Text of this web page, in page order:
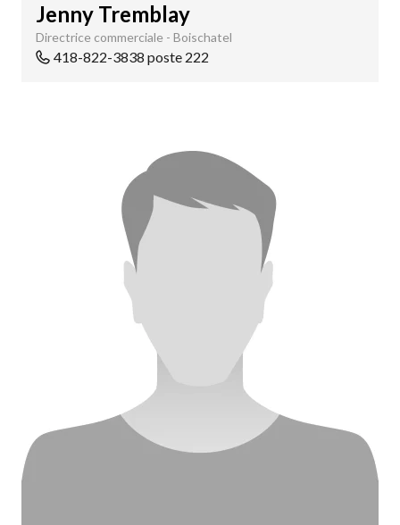
Jenny Tremblay
Directrice commerciale - Boischatel
418-822-3838 poste 222